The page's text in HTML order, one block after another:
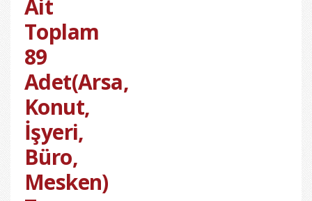
Ait
Toplam
89
Adet(Arsa,
Konut,
İşyeri,
Büro,
Mesken)